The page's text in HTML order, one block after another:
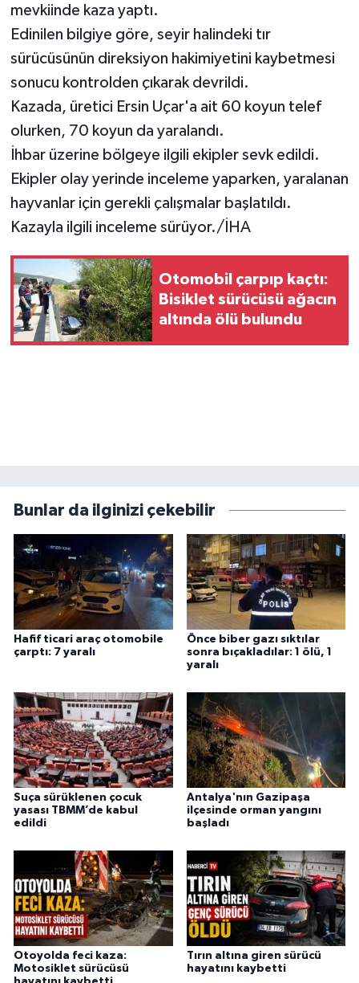
mevkiinde kaza yaptı.
Edinilen bilgiye göre, seyir halindeki tır
sürücüsünün direksiyon hakimiyetini kaybetmesi
sonucu kontrolden çıkarak devrildi.
Kazada, üretici Ersin Uçar'a ait 60 koyun telef
olurken, 70 koyun da yaralandı.
İhbar üzerine bölgeye ilgili ekipler sevk edildi.
Ekipler olay yerinde inceleme yaparken, yaralanan
hayvanlar için gerekli çalışmalar başlatıldı.
Kazayla ilgili inceleme sürüyor./İHA
Otomobil çarpıp kaçtı:
Bisiklet sürücüsü ağacın
altında ölü bulundu
Bunlar da ilginizi çekebilir
Hafif ticari araç otomobile
çarptı: 7 yaralı
Önce biber gazı sıktılar
sonra bıçakladılar: 1 ölü, 1
yaralı
Suça sürüklenen çocuk
yasası TBMM’de kabul
edildi
Antalya'nın Gazipaşa
ilçesinde orman yangını
başladı
Otoyolda feci kaza:
Motosiklet sürücüsü
Tırın altına giren sürücü
hayatını kaybetti